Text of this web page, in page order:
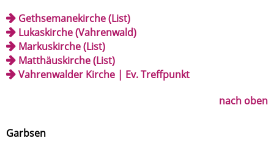
Gethsemanekirche (List)
Lukaskirche (Vahrenwald)
Markuskirche (List)
Matthäuskirche (List)
Vahrenwalder Kirche | Ev. Treffpunkt
nach oben
Garbsen